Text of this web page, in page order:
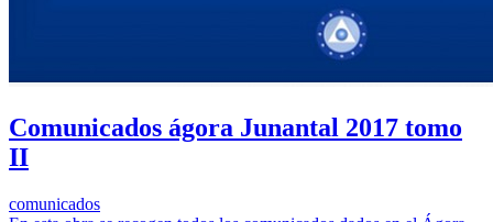
Comunicados ágora Junantal 2017 tomo
II
comunicados